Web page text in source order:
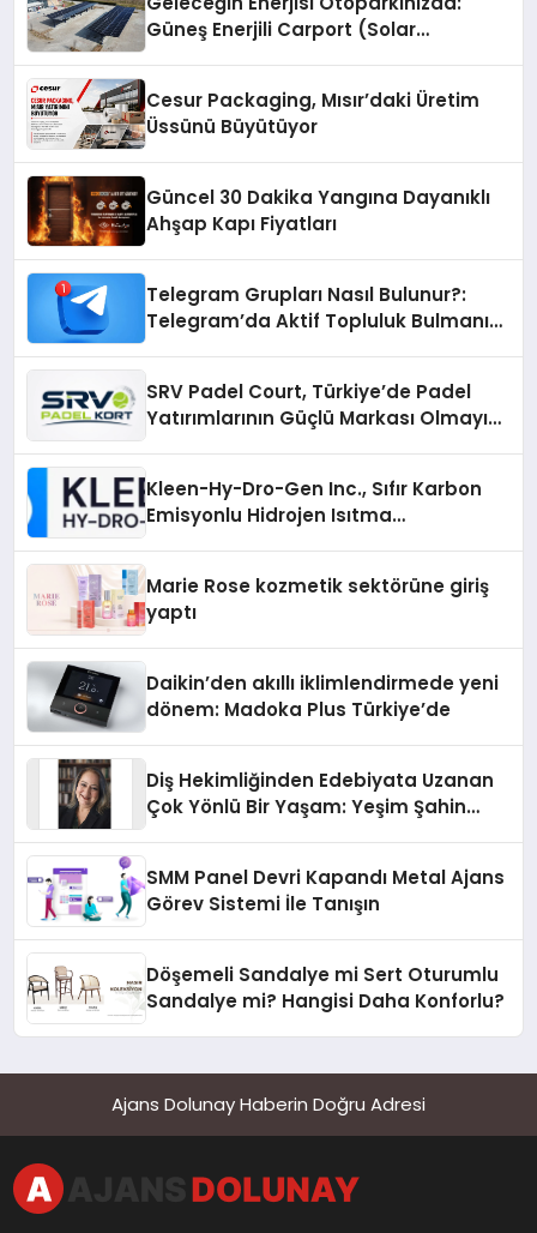
Güneş Enerjili Carport (Solar
Cesur Packaging, Mısır’daki Üretim
Üssünü Büyütüyor
Güncel 30 Dakika Yangına Dayanıklı
Ahşap Kapı Fiyatları
Telegram Grupları Nasıl Bulunur?:
Telegram’da Aktif Topluluk Bulmanın
SRV Padel Court, Türkiye’de Padel
Yatırımlarının Güçlü Markası Olmayı
Kleen-Hy-Dro-Gen Inc., Sıfır Karbon
Emisyonlu Hidrojen Isıtma
Marie Rose kozmetik sektörüne giriş
yaptı
Daikin’den akıllı iklimlendirmede yeni
dönem: Madoka Plus Türkiye’de
Diş Hekimliğinden Edebiyata Uzanan
Çok Yönlü Bir Yaşam: Yeşim Şahin
SMM Panel Devri Kapandı Metal Ajans
Görev Sistemi İle Tanışın
Döşemeli Sandalye mi Sert Oturumlu
Sandalye mi? Hangisi Daha Konforlu?
Ajans Dolunay Haberin Doğru Adresi